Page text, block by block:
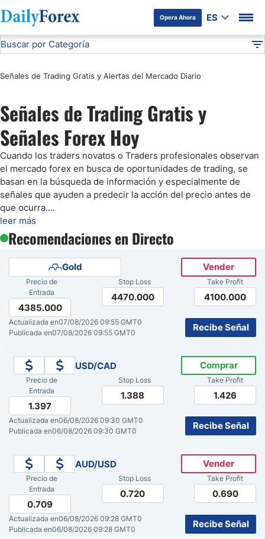
Opera Ahora ES
Señales de Trading Gratis y Alertas del Mercado Diario
Divulgación del Anunciante
Buscar por Categoría
Pronóstico del Oro Hoy
Análisis de Mercados Bursátiles
Análisis y Pronóstico del Café Hoy
Pronóstico del S&P 500 Hoy
Pronóstico del EUR/USD
Pronóstico Peso Mexicano
Pronóstico del Nasdaq 100 Hoy
Precio del Petróleo
Señales de Trading Gratis y Alertas del Mercado Diario
Señales de Trading Gratis y
Señales Forex Hoy
Cuando los traders novatos o Traders profesionales observan
el mercado forex en busca de oportunidades de trading, se
basan en la búsqueda de información y especialmente de
señales que ayuden a predecir la acción del precio antes de
que ocurra....
leer más
Recomendaciones en Directo
Gold Vender
Precio de
Entrada
4385.000
Stop Loss
4470.000
Take Profit
4100.000
Actualizada en07/08/2026 09:55 GMT0
Publicada en07/08/2026 09:55 GMT0 Recibe Señal
USD/CAD Comprar
Precio de
Entrada
1.397
Stop Loss
1.388
Take Profit
1.426
Actualizada en06/08/2026 09:30 GMT0
Publicada en06/08/2026 09:30 GMT0 Recibe Señal
AUD/USD Vender
Precio de
Entrada
0.709
Stop Loss
0.720
Take Profit
0.690
Actualizada en06/08/2026 09:28 GMT0
Publicada en06/08/2026 09:28 GMT0 Recibe Señal